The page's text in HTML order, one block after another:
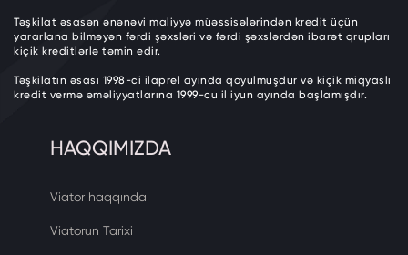
Təşkilat əsasən ənənəvi maliyyə müəssisələrindən kredit üçün
yararlana bilməyən fərdi şəxsləri və fərdi şəxslərdən ibarət qrupları
kiçik kreditlərlə təmin edir.
Təşkilatın əsası 1998-ci ilaprel ayında qoyulmuşdur və kiçik miqyaslı
kredit vermə əməliyyatlarına 1999-cu il iyun ayında başlamışdır.
HAQQIMIZDA
Viator haqqında
Viatorun Tarixi